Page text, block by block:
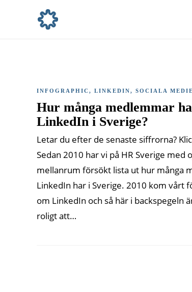
INFOGRAPHIC , LINKEDIN, SOCIALA
Hur många medlemmar
LinkedIn i Sverige?
Letar du efter de senaste siffrorna?
Sedan 2010 har vi på HR Sverige med
mellanrum försökt lista ut hur många
LinkedIn har i Sverige. 2010 kom vårt
om LinkedIn och så här i backspegeln
roligt att…